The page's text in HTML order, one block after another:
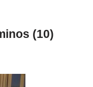
(10)